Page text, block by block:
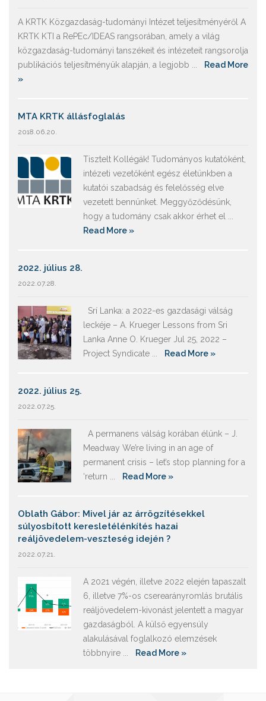
A KRTK Közgazdaság-tudományi Intézet teljesítményéről A
KRTK KTI a RePEc/IDEAS rangsorában, amely a világ
közgazdaság-tudományi tanszékeit és intézeteit rangsorolja
publikációs teljesítményük alapján, a legjobb ... Read More
»
MTA KRTK állásfoglalás
2018.06.20.
Tisztelt Kollégák! Tudományos kutatóként,
intézeti vezetőként egész életünkben a
kutatói szabadság és felelősség elve
vezetett bennünket. Meggyőződésünk,
hogy a tudomány csak akkor érhet el ...
Read More »
2022. július 28.
2022.07.28.
Srí Lanka: a 2022-es gazdasági válság
leckéje – A. Krueger Lessons from Sri
Lanka Anne O. Krueger Jul 25, 2022 –
Project Syndicate ... Read More »
2022. július 25.
2022.07.25.
A permanens válság korában élünk – J.
Meadway We’re living in an age of
permanent crisis – let’s stop planning for a
‘return ... Read More »
Oblath Gábor: Mivel jár az árrögzítésekkel
súlyosbított keresletélénkítés hazai
reáljövedelem-veszteség idején ?
2022.07.21.
A 2021 végén, illetve 2022 elején tapaszalt
6, illetve 7%-os cserearányromlás brutális
reáljövedelem-kivonást jelentett a magyar
gazdaságból. A külső egyensúly
alakulásával foglalkozó elemzések
többnyire ... Read More »